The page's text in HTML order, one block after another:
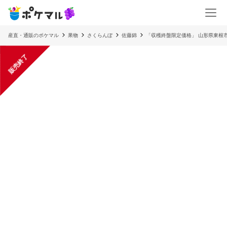
産直・通販のポケマル 果物 さくらんぼ 佐藤錦 「収穫終盤限定価格」 山形県東
販売終了